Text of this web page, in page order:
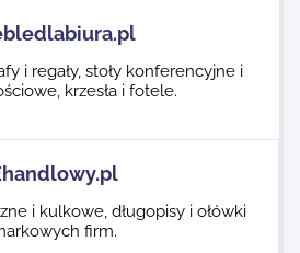
i regały, stoły konferencyjne i
krzesła i fotele.
i kulkowe, długopisy i ołówki
firm.